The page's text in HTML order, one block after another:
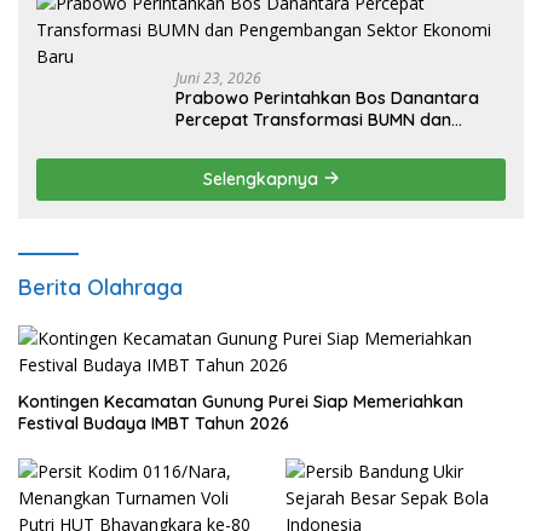
Juni 23, 2026
Prabowo Perintahkan Bos Danantara
Percepat Transformasi BUMN dan
Selengkapnya
Berita Olahraga
Kontingen Kecamatan Gunung Purei Siap Memeriahkan
Festival Budaya IMBT Tahun 2026